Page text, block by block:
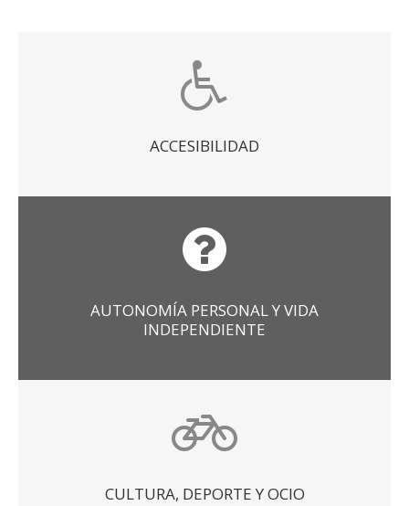
ACCESIBILIDAD
AUTONOMÍA PERSONAL Y VIDA
INDEPENDIENTE
CULTURA, DEPORTE Y OCIO